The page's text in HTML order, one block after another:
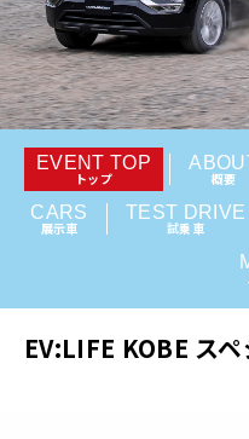
EVENT TOP
トップ 概要
CARS
展示車
TEST DRIVE
試乗車
EV:LIFE KOBE ス